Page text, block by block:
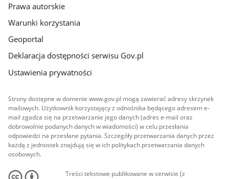
Prawa autorskie
Warunki korzystania
Geoportal
Deklaracja dostępności serwisu Gov.pl
Ustawienia prywatności
Strony dostępne w domenie www.gov.pl mogą zawierać adresy skrzynek
mailowych. Użytkownik korzystający z odnośnika będącego adresem e-
mail zgadza się na przetwarzanie jego danych (adres e-mail oraz
dobrowolnie podanych danych w wiadomości) w celu przesłania
odpowiedzi na przesłane pytania. Szczegóły przetwarzania danych przez
każdą z jednostek znajdują się w ich politykach przetwarzania danych
osobowych.
Treści tekstowe publikowane w serwisie (z